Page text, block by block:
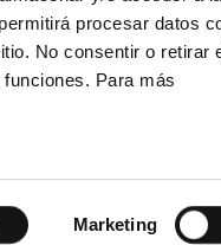
procesar datos
No consentir o retirar
Para más
Marketing Precios